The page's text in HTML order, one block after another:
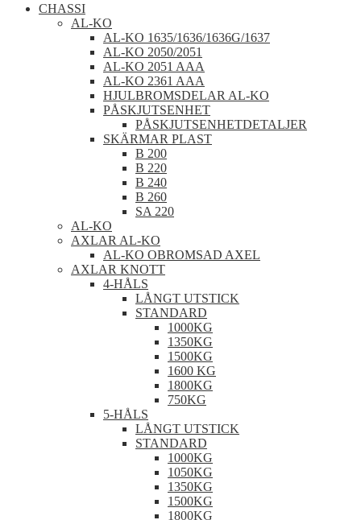
CHASSI
AL-KO
AL-KO 1635/1636/1636G/1637
AL-KO 2050/2051
AL-KO 2051 AAA
AL-KO 2361 AAA
HJULBROMSDELAR AL-KO
PÅSKJUTSENHET
PÅSKJUTSENHETDETALJER
SKÄRMAR PLAST
B 200
B 220
B 240
B 260
SA 220
AL-KO
AXLAR AL-KO
AL-KO OBROMSAD AXEL
AXLAR KNOTT
4-HÅLS
LÅNGT UTSTICK
STANDARD
1000KG
1350KG
1500KG
1600 KG
1800KG
750KG
5-HÅLS
LÅNGT UTSTICK
STANDARD
1000KG
1050KG
1350KG
1500KG
1800KG